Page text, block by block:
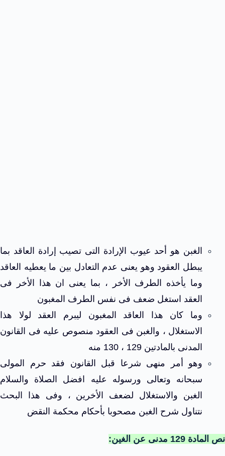
الغبن هو أحد عيوب الإرادة التى تصيب إرادة العاقد بما
يبطل العقود وهو يعنى عدم التعادل بين ما يعطيه العاقد
وما يأخذه الطرف الأخر ، بما يعنى ان هذا الأخر فى
العقد استغل ضعف فى نفس الطرف المغبون
وما كان هذا العاقد المغبون ليبرم العقد لولا هذا
الاستغلال ، والغبن فى العقود منصوص عليه فى القانون
المدنى بالمادتين 129 ، 130 منه
وهو أمر منهى شرعا قبل القانون فقد حرم المولى
سبحانه وتعالى ورسوله عليه افضل الصلاة والسلام
الغبن والاستغلال لضعف الأخرين ، وفى هذا البحث
نتناول شرح الغبن مصحوبا بأحكام محكمة النقض
نص المادة 129 مدنى عن الغين: